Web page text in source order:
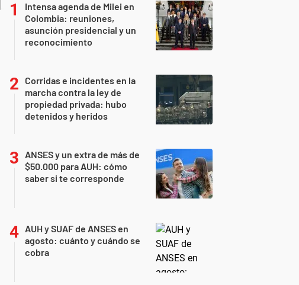
Intensa agenda de Milei en
Colombia: reuniones,
asunción presidencial y un
reconocimiento
Corridas e incidentes en la
marcha contra la ley de
propiedad privada: hubo
detenidos y heridos
ANSES y un extra de más de
$50.000 para AUH: cómo
saber si te corresponde
AUH y SUAF de ANSES en
agosto: cuánto y cuándo se
cobra